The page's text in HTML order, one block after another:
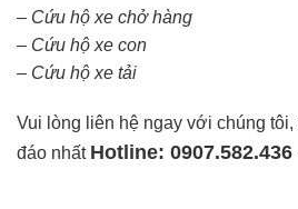
– Cứu hộ xe chở hàng
– Cứu hộ xe con
– Cứu hộ xe tải
Vui lòng liên hệ ngay với chúng
đáo nhất Hotline: 0907.582.436